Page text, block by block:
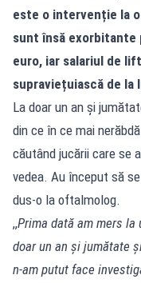
este o intervenție la
sunt însă exorbitante
euro, iar salariul de
supraviețuiască de la
La doar un an și
din ce în ce mai
căutând jucării care se
vedea. Au început să
dus-o la oftalmolog.
,,Prima dată am mers
doar un an și jumătate
n-am putut face